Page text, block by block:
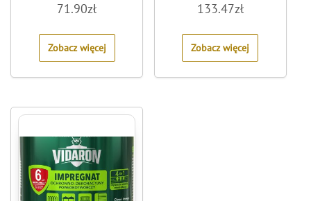
0
out
5
71.90zł
Zobacz więcej
0
out
5
133.47zł
Zobacz więcej